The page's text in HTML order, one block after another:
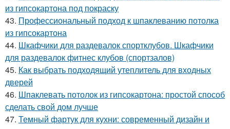
из гипсокартона под покраску
43. Профессиональный подход к шпаклеванию потолка
из гипсокартона
44. Шкафчики для раздевалок спортклубов. Шкафчики
для раздевалок фитнес клубов (спортзалов)
45. Как выбрать подходящий утеплитель для входных
дверей
46. Шпаклевать потолок из гипсокартона: простой способ
сделать свой дом лучше
47. Темный фартук для кухни: современный дизайн и